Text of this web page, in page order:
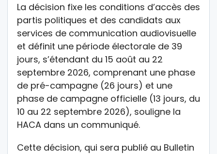
La décision fixe les conditions d’accès des
partis politiques et des candidats aux
services de communication audiovisuelle
et définit une période électorale de 39
jours, s’étendant du 15 août au 22
septembre 2026, comprenant une phase
de pré-campagne (26 jours) et une
phase de campagne officielle (13 jours, du
10 au 22 septembre 2026), souligne la
HACA dans un communiqué.
Cette décision, qui sera publié au Bulletin